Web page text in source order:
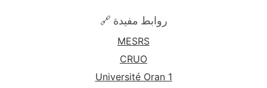
🔗 روابط مفيدة
MESRS
CRUO
Université Oran 1